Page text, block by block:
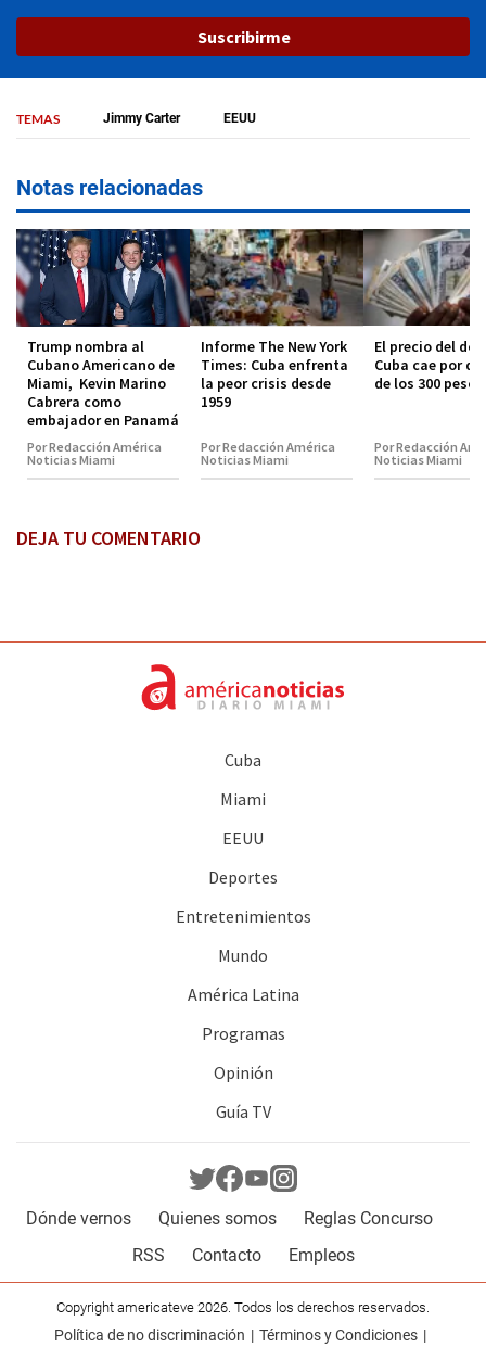
Suscribirme
TEMAS Jimmy Carter EEUU
Notas relacionadas
Trump nombra al
Cubano Americano de
Miami, Kevin Marino
Cabrera como
embajador en Panamá
Por Redacción América
Noticias Miami
Informe The New York
Times: Cuba enfrenta
la peor crisis desde
1959
Por Redacción América
Noticias Miami
El precio del
Cuba cae por
de los 300 pesos
Por Redacción
Noticias Miami
DEJA TU COMENTARIO
Cuba
Miami
EEUU
Deportes
Entretenimientos
Mundo
América Latina
Programas
Opinión
Guía TV
Dónde vernos Quienes somos
Reglas Concurso
RSS
Contacto Empleos
Copyright americateve 2026. Todos los derechos reservados.
Política de no discriminación Términos y Condiciones